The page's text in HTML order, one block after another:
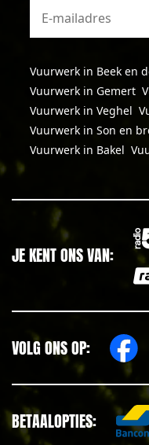
Vuurwerk in Beek en
Vuurwerk in Gemert
Vuurwerk in Veghel
Vuurwerk in Son en
Vuurwerk in Bakel
JE KENT ONS VAN:
VOLG ONS OP:
BETAALOPTIES: